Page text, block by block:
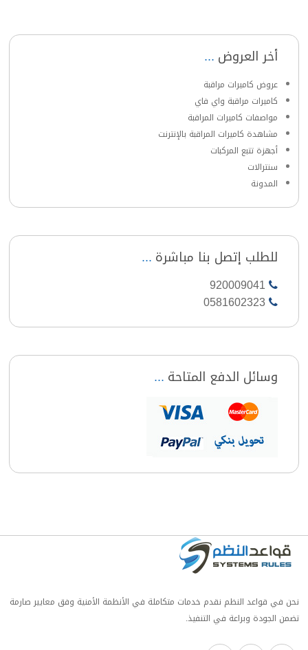
أخر العروض
عروض كاميرات مراقبة
كاميرات مراقبة واي فاي
مواصفات كاميرات المراقبة
مشاهدة كاميرات المراقبة بالإنترنت
أجهزة تتبع المركبات
سنترالات
المدونة
للطلب إتصل بنا مباشرة
920009041
0581602323
وسائل الدفع المتاحة
نحن في قواعد النظم نقدم خدمات متكاملة في الأنظمة الأمنية وفق معايير صارمة
تضمن الجودة وبراعة في التنفيذ.